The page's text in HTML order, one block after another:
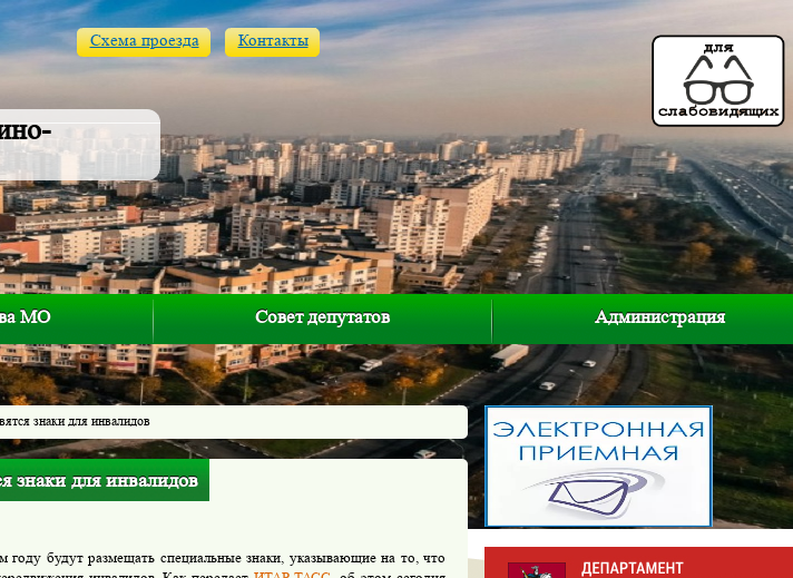
Схема проезда Контакты
МО Совет депутатов Администрация
знаки для инвалидов
знаки для инвалидов
году будут размещать специальные знаки, указывающие на то, что